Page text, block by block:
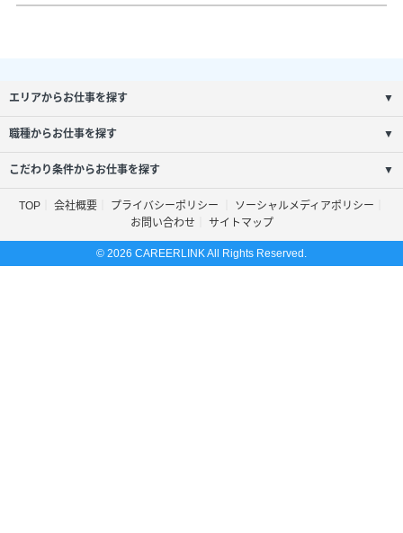
エリアからお仕事を探す ▼
職種からお仕事を探す ▼
こだわり条件からお仕事を探す ▼
TOP 会社概要 プライバシーポリシー
ソーシャルメディアポリシー
お問い合わせ
サイトマップ
© 2026 CAREERLINK All Rights Reserved.